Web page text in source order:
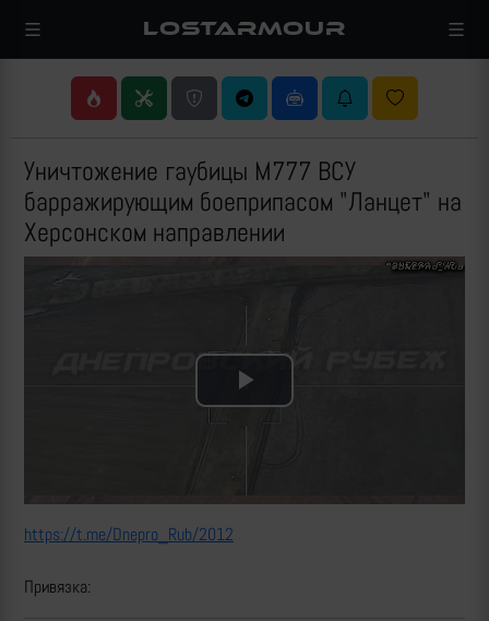
LOSTARMOUR
Уничтожение гаубицы M777 ВСУ
барражирующим боеприпасом "Ланцет" на
Херсонском направлении
Play
https://t.me/Dnepro_Rub/2012
Привязка: